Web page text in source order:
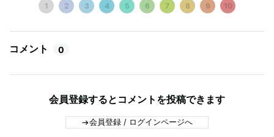
1 2 3 4 5 6 7 8 9 10
コメント 0
会員登録するとコメントを投稿できます
会員登録 / ログインページへ